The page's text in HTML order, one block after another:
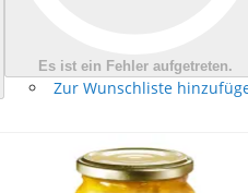
Es ist ein Fehler aufgetreten.
Zur Wunschliste